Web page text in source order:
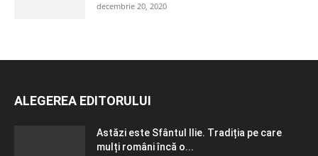
decembrie 20, 2020
ALEGEREA EDITORULUI
Astăzi este Sfântul Ilie. Tradiția pe care
mulți români încă o...